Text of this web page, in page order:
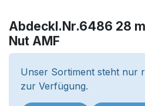
Abdeckl.Nr.6486 28
Nut AMF
Unser Sortiment steht nur
zur Verfügung.